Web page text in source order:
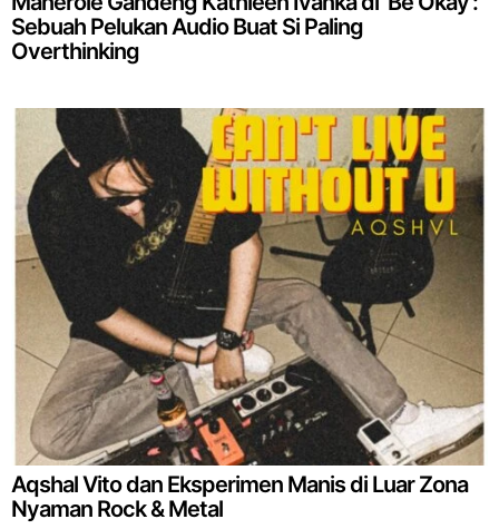
Sebuah Pelukan Audio Buat Si Paling
Overthinking
Aqshal Vito dan Eksperimen Manis di Luar Zona
Nyaman Rock & Metal